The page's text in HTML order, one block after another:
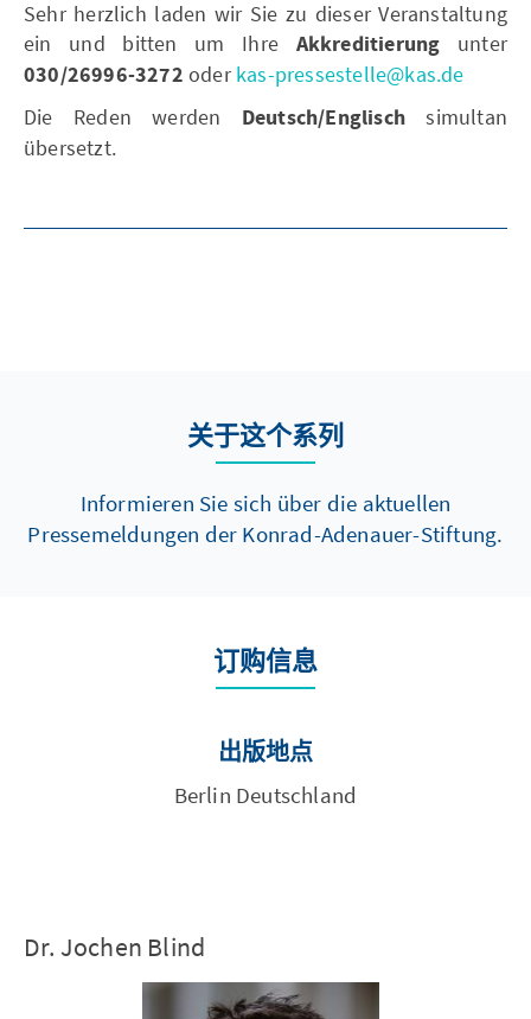
Sehr herzlich laden wir Sie zu dieser Veranstaltung
ein und bitten um Ihre Akkreditierung unter
030/26996-3272 oderkas-pressestelle@kas.de
Die Reden werden Deutsch/Englisch simultan
übersetzt.
关于这个系列
Informieren Sie sich über die aktuellen
Pressemeldungen der Konrad-Adenauer-Stiftung.
订购信息
出版地点
Berlin Deutschland
Dr. Jochen Blind